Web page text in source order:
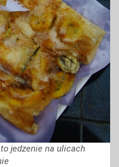
jedzenie na ulicach